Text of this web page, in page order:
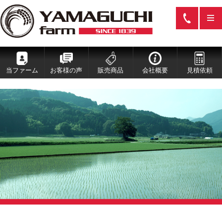
当ファーム お客様の声 販売商品 会社概要 見積依頼